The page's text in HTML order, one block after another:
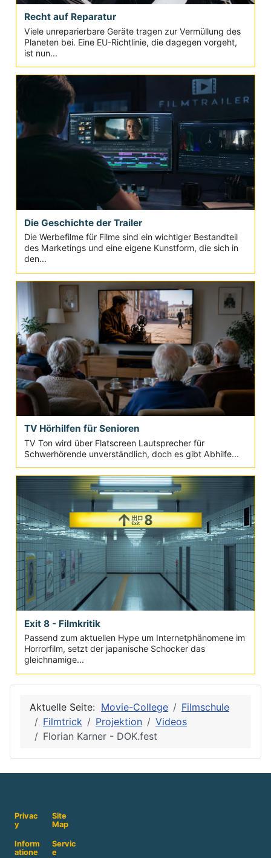
Recht auf Reparatur
Viele unreparierbare Geräte tragen zur Vermüllung des
Planeten bei. Eine EU-Richtlinie, die dagegen vorgeht,
ist nun...
Die Geschichte der Trailer
Die Werbefilme für Filme sind ein wichtiger Bestandteil
des Marketings und eine eigene Kunstform, die sich in
den...
TV Hörhilfen für Senioren
TV Ton wird über Flatscreen Lautsprecher für
Schwerhörende unverständlich, doch es gibt Abhilfe...
Exit 8 - Filmkritik
Passend zum aktuellen Hype um Internetphänomene im
Horrorfilm, setzt der japanische Schocker das
gleichnamige...
Aktuelle Seite: Movie-College
Filmschule
Filmtrick
Projektion
Videos
Florian Karner - DOK.fest
Privac
y
Site
Map
Inform
atione
Servic
e